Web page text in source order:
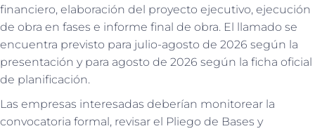
financiero, elaboración del proyecto ejecutivo, ejecución
de obra en fases e informe final de obra. El llamado se
encuentra previsto para julio-agosto de 2026 según la
presentación y para agosto de 2026 según la ficha oficial
de planificación.
Las empresas interesadas deberían monitorear la
convocatoria formal, revisar el Pliego de Bases y